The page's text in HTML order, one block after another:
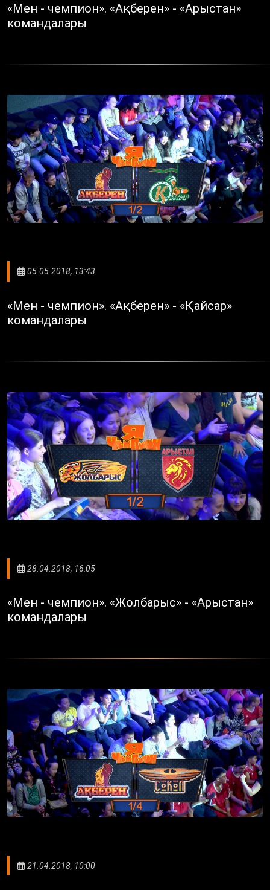
«Мен - чемпион». «Ақберен» - «Арыстан»
командалары
05.05.2018, 13:43
«Мен - чемпион». «Ақберен» - «Қайсар»
командалары
28.04.2018, 16:05
«Мен - чемпион». «Жолбарыс» - «Арыстан»
командалары
21.04.2018, 10:00